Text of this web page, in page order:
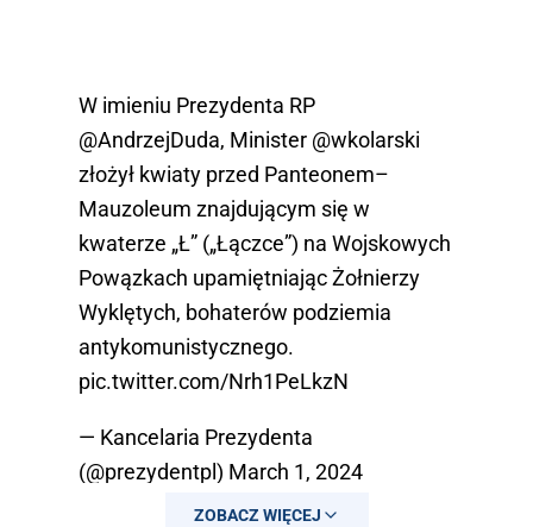
W imieniu Prezydenta RP
@AndrzejDuda, Minister @wkolarski
złożył kwiaty przed Panteonem–
Mauzoleum znajdującym się w
kwaterze „Ł” („Łączce”) na Wojskowych
Powązkach upamiętniając Żołnierzy
Wyklętych, bohaterów podziemia
antykomunistycznego.
pic.twitter.com/Nrh1PeLkzN
— Kancelaria Prezydenta
(@prezydentpl) March 1, 2024
ZOBACZ WIĘCEJ